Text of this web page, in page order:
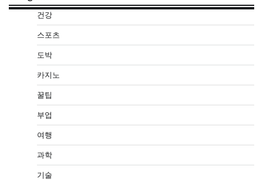
건강
스포츠
도박
카지노
꿀팁
부업
여행
과학
기술